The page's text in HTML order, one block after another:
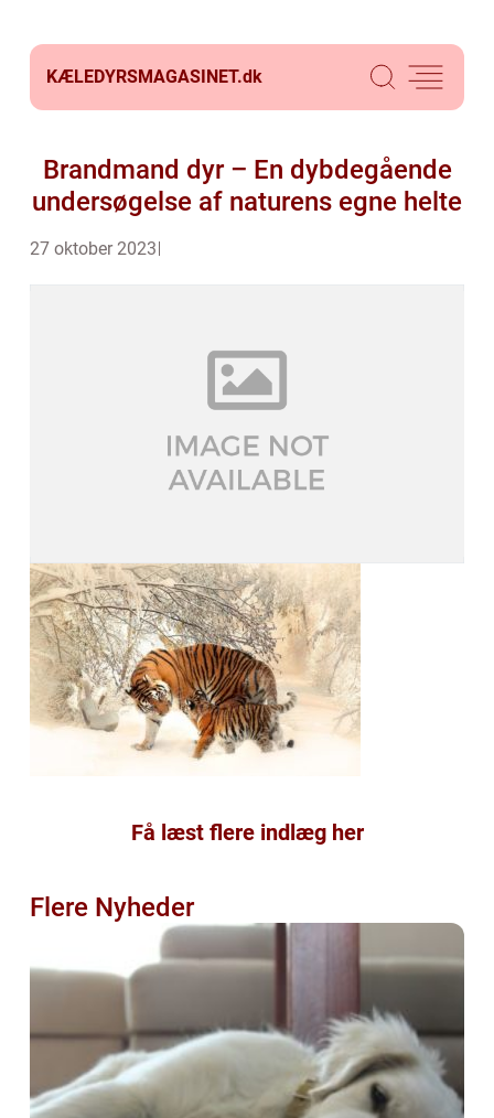
KÆLEDYRSMAGASINET.dk
Brandmand dyr – En dybdegående
undersøgelse af naturens egne helte
27 oktober 2023
Få læst flere indlæg her
Flere Nyheder